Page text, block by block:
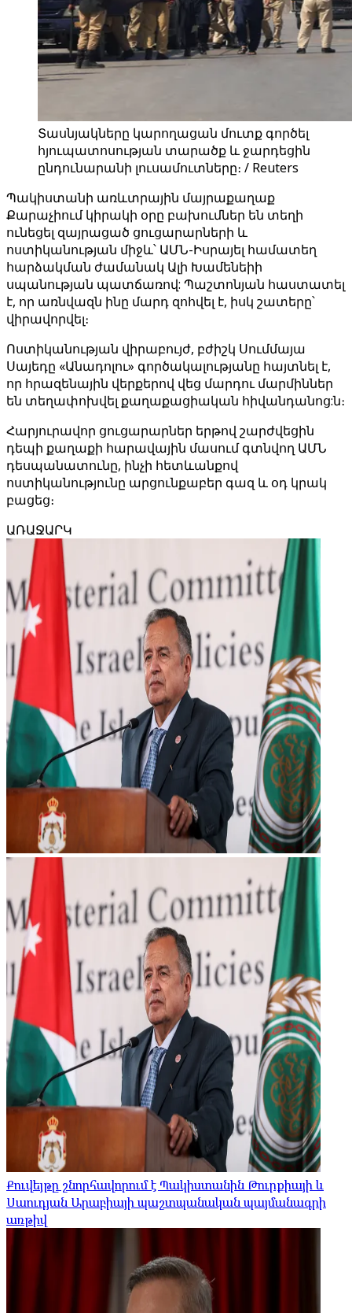
Տասնյակները կարողացան մուտք գործել
հյուպատոսության տարածք և ջարդեցին
ընդունարանի լուսամուտները։ / Reuters
Պակիստանի առևտրային մայրաքաղաք
Քարաչիում կիրակի օրը բախումներ են տեղի
ունեցել զայրացած ցուցարարների և
ոստիկանության միջև՝ ԱՄՆ-Իսրայել համատեղ
հարձակման ժամանակ Ալի Խամենեիի
սպանության պատճառով: Պաշտոնյան հաստատել
է, որ առնվազն ինը մարդ զոհվել է, իսկ շատերը՝
վիրավորվել։
Ոստիկանության վիրաբույժ, բժիշկ Սումմայա
Սայեդը «Անադոլու» գործակալությանը հայտնել է,
որ հրազենային վերքերով վեց մարդու մարմիններ
են տեղափոխվել քաղաքացիական հիվանդանոց:ն։
Հարյուրավոր ցուցարարներ երթով շարժվեցին
դեպի քաղաքի հարավային մասում գտնվող ԱՄՆ
դեսպանատունը, ինչի հետևանքով
ոստիկանությունը արցունքաբեր գազ և օդ կրակ
բացեց։
ԱՌԱՋԱՐԿ
Քուվեյթը շնորհավորում է Պակիստանին Թուրքիայի և
Սաուդյան Արաբիայի պաշտպանական պայմանագրի
առթիվ